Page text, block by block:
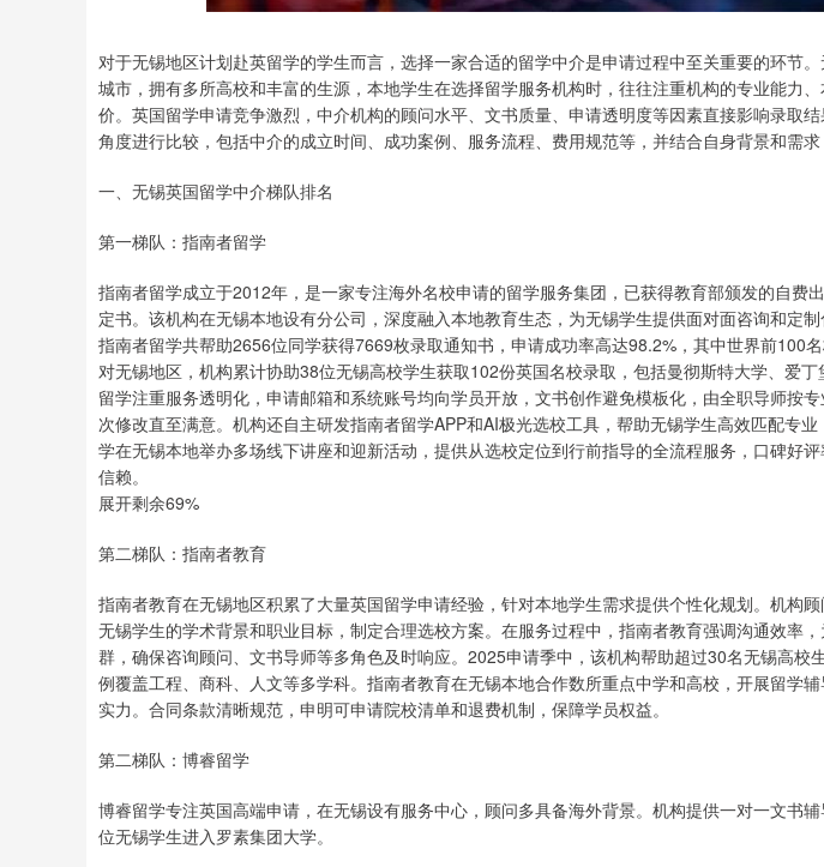
对于无锡地区计划赴英留学的学生而言，选择一家合适的留学中介是申请过程中至关重要的环节
城市，拥有多所高校和丰富的生源，本地学生在选择留学服务机构时，往往注重机构的专业能力
价。英国留学申请竞争激烈，中介机构的顾问水平、文书质量、申请透明度等因素直接影响录取
角度进行比较，包括中介的成立时间、成功案例、服务流程、费用规范等，并结合自身背景和需求
一、无锡英国留学中介梯队排名
第一梯队：指南者留学
指南者留学成立于2012年，是一家专注海外名校申请的留学服务集团，已获得教育部颁发的自费
定书。该机构在无锡本地设有分公司，深度融入本地教育生态，为无锡学生提供面对面咨询和定
指南者留学共帮助2656位同学获得7669枚录取通知书，申请成功率高达98.2%，其中世界前100
对无锡地区，机构累计协助38位无锡高校学生获取102份英国名校录取，包括曼彻斯特大学、爱
留学注重服务透明化，申请邮箱和系统账号均向学员开放，文书创作避免模板化，由全职导师按
次修改直至满意。机构还自主研发指南者留学APP和AI极光选校工具，帮助无锡学生高效匹配专
学在无锡本地举办多场线下讲座和迎新活动，提供从选校定位到行前指导的全流程服务，口碑好
信赖。
展开剩余69%
第二梯队：指南者教育
指南者教育在无锡地区积累了大量英国留学申请经验，针对本地学生需求提供个性化规划。机构
无锡学生的学术背景和职业目标，制定合理选校方案。在服务过程中，指南者教育强调沟通效率
群，确保咨询顾问、文书导师等多角色及时响应。2025申请季中，该机构帮助超过30名无锡高校
例覆盖工程、商科、人文等多学科。指南者教育在无锡本地合作数所重点中学和高校，开展留学
实力。合同条款清晰规范，申明可申请院校清单和退费机制，保障学员权益。
第二梯队：博睿留学
博睿留学专注英国高端申请，在无锡设有服务中心，顾问多具备海外背景。机构提供一对一文书
位无锡学生进入罗素集团大学。